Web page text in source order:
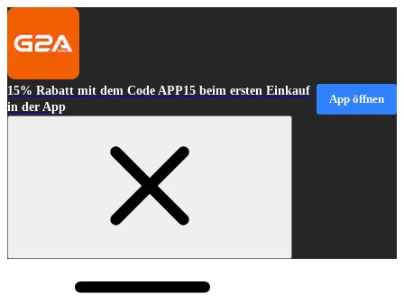
15% Rabatt mit dem Code APP15 beim ersten Einkauf
in der App
App öffnen